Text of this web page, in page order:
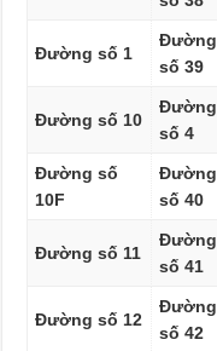
Đường số 1
Đường
số 39
Đường số 10
Đường
số 4
Đường số
10F
Đường
số 40
Đường số 11
Đường
số 41
Đường số 12
Đường
số 42